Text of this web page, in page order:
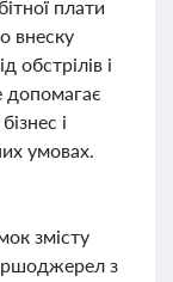
плати
внеску
обстрілів і
і
умовах.
змісту
з